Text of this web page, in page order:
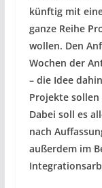
künftig mit
ganze Reihe
wollen. Den
Wochen der
– die Idee
Projekte
Dabei soll es
nach
außerdem im